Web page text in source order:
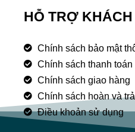
e
b
o
k
t
u
e
e
p
e
HỖ TRỢ
Chính sách bảo mật
Chính sách thanh toán
Chính sách giao hàng
Chính sách hoàn và
Điều khoản sử dụng